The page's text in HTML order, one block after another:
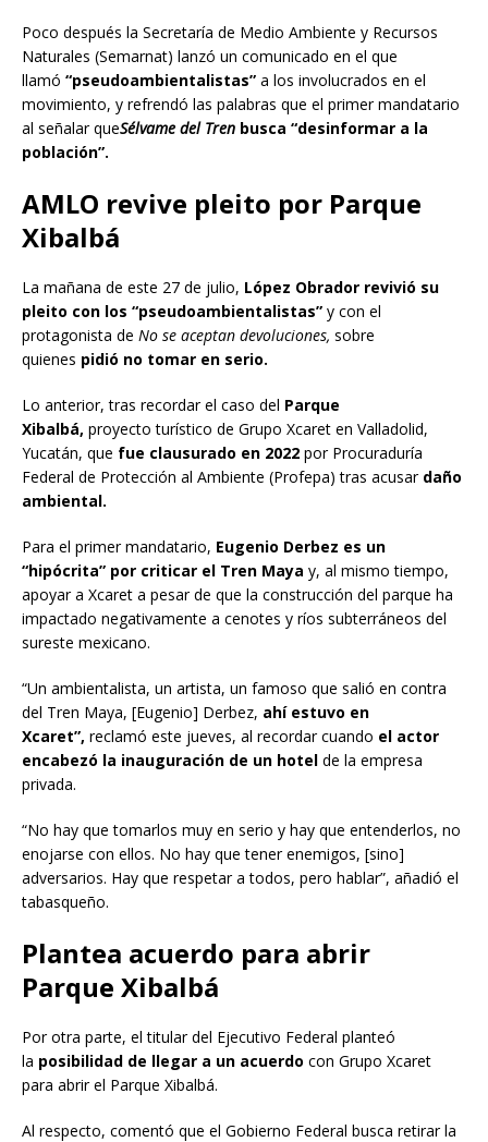
Poco después la Secretaría de Medio Ambiente y Recursos
Naturales (Semarnat) lanzó un comunicado en el que
llamó “pseudoambientalistas” a los involucrados en el
movimiento, y refrendó las palabras que el primer mandatario
al señalar queSélvame del Tren busca “desinformar a la
población”.
AMLO revive pleito por Parque
Xibalbá
La mañana de este 27 de julio, López Obrador revivió su
pleito con los “pseudoambientalistas” y con el
protagonista de No se aceptan devoluciones, sobre
quienes pidió no tomar en serio.
Lo anterior, tras recordar el caso del Parque
Xibalbá, proyecto turístico de Grupo Xcaret en Valladolid,
Yucatán, que fue clausurado en 2022 por Procuraduría
Federal de Protección al Ambiente (Profepa) tras acusar daño
ambiental.
Para el primer mandatario, Eugenio Derbez es un
“hipócrita” por criticar el Tren Maya y, al mismo tiempo,
apoyar a Xcaret a pesar de que la construcción del parque ha
impactado negativamente a cenotes y ríos subterráneos del
sureste mexicano.
“Un ambientalista, un artista, un famoso que salió en contra
del Tren Maya, [Eugenio] Derbez, ahí estuvo en
Xcaret”, reclamó este jueves, al recordar cuando el actor
encabezó la inauguración de un hotel de la empresa
privada.
“No hay que tomarlos muy en serio y hay que entenderlos, no
enojarse con ellos. No hay que tener enemigos, [sino]
adversarios. Hay que respetar a todos, pero hablar”, añadió el
tabasqueño.
Plantea acuerdo para abrir
Parque Xibalbá
Por otra parte, el titular del Ejecutivo Federal planteó
la posibilidad de llegar a un acuerdo con Grupo Xcaret
para abrir el Parque Xibalbá.
Al respecto, comentó que el Gobierno Federal busca retirar la